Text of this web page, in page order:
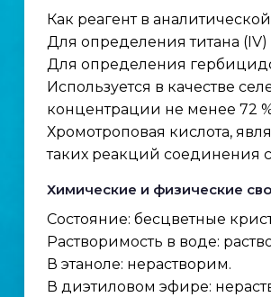
Как реагент в
Для определения титана (IV)
Для определения
Используется в качестве
концентрации не менее 72
Хромотроповая кислота,
таких реакций соединения
Химические и физические
Состояние: бесцветные
Растворимость в воде:
В этаноле: нерастворим.
В диэтиловом эфире: